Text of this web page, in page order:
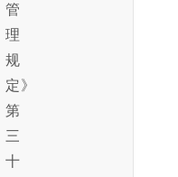
管
理
规
定》
第
三
十